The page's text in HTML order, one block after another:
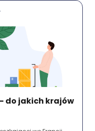
do jakich krajów